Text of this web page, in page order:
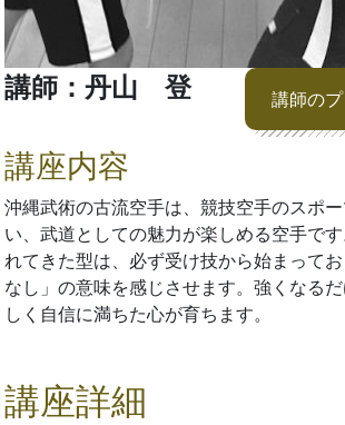
講師：丹山 登 講師の
講座内容
沖縄武術の古流空手は、競技空手のスポ
い、武道としての魅力が楽しめる空手で
れてきた型は、必ず受け技から始まって
なし」の意味を感じさせます。強くなる
しく自信に満ちた心が育ちます。
講座詳細